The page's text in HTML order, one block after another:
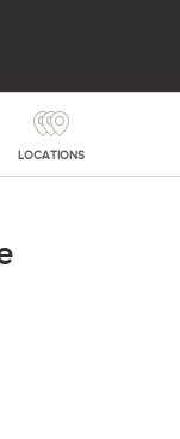
LOCATIONS